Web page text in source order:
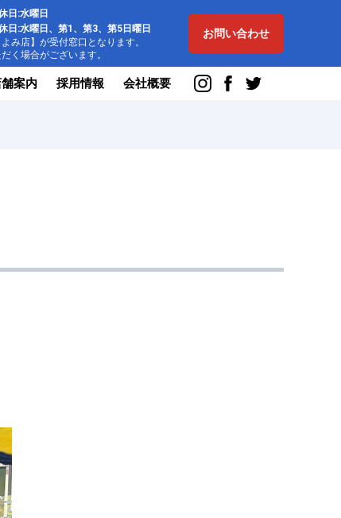
日:水曜日
日:水曜日、第1、第3、第5日曜日
店】が受付窓口となります。
場合がございます。
お問い合わせ
舗案内 採用情報 会社概要